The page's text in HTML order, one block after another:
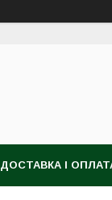
ДОСТАВКА І